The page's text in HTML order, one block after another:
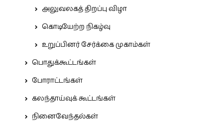
அலுவலகத் திறப்பு விழா
கொடியேற்ற நிகழ்வு
உறுப்பினர் சேர்க்கை முகாம்கள்
பொதுக்கூட்டங்கள்
போராட்டங்கள்
கலந்தாய்வுக் கூட்டங்கள்
நினைவேந்தல்கள்